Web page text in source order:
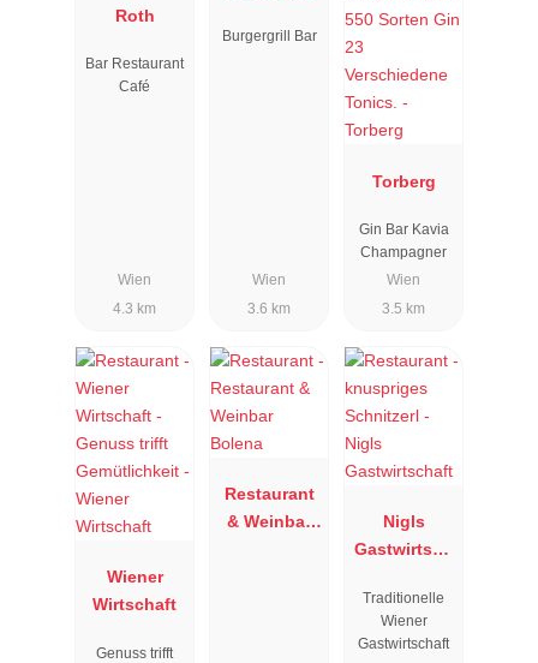
Roth
Bar Restaurant
Café
Wien
4.3 km
Burgergrill Bar
Wien
3.6 km
Torberg
Gin Bar Kavia
Champagner
Wien
3.5 km
Wiener
Wirtschaft
Genuss trifft
Restaurant
& Weinbar
Nigls
Gastwirtsch
Traditionelle
Wiener
Gastwirtschaft